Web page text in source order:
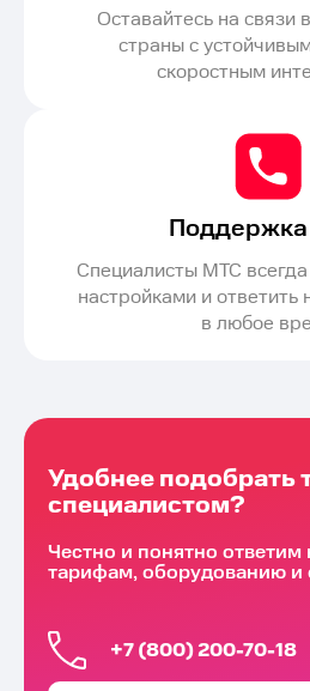
Оставайтесь на связи
страны с
скоростным
Специалисты МТС
настройками и
в любое
Удобнее подобрать
специалистом?
Честно и понятно
тарифам, оборудованию и
+7 (800) 200-70-18